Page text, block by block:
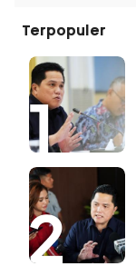
Terpopuler